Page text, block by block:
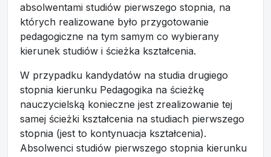
absolwentami studiów pierwszego stopnia, na
których realizowane było przygotowanie
pedagogiczne na tym samym co wybierany
kierunek studiów i ścieżka kształcenia.
W przypadku kandydatów na studia drugiego
stopnia kierunku Pedagogika na ścieżkę
nauczycielską konieczne jest zrealizowanie tej
samej ścieżki kształcenia na studiach pierwszego
stopnia (jest to kontynuacja kształcenia).
Absolwenci studiów pierwszego stopnia kierunku